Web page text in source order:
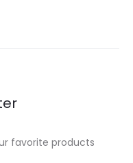
favorite products